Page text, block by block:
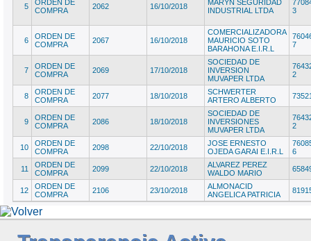
5
ORDEN DE
COMPRA
2062 16/10/2018
MARYN SEGURIDAD
INDUSTRIAL LTDA
3
6
ORDEN DE
COMPRA
2067 16/10/2018
COMERCIALIZADORA
MAURICIO SOTO
BARAHONA E.I.R.L
7
7
ORDEN DE
COMPRA
2069 17/10/2018
SOCIEDAD DE
INVERSION
MUVAPER LTDA
2
8
ORDEN DE
COMPRA
2077 18/10/2018
SCHWERTER
ARTERO ALBERTO
9
ORDEN DE
COMPRA
2086 18/10/2018
SOCIEDAD DE
INVERSIONES
MUVAPER LTDA
2
10
ORDEN DE
COMPRA
2098 22/10/2018
JOSE ERNESTO
OJEDA GARAI E.I.R.L
6
11
ORDEN DE
COMPRA
2099 22/10/2018
ALVAREZ PEREZ
WALDO MARIO
12
ORDEN DE
COMPRA
2106 23/10/2018
ALMONACID
ANGELICA PATRICIA